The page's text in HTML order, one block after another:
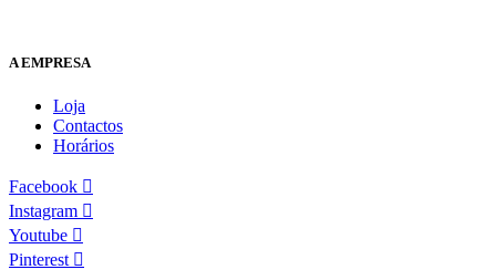
A EMPRESA
Loja
Contactos
Horários
Facebook
Instagram
Youtube
Pinterest